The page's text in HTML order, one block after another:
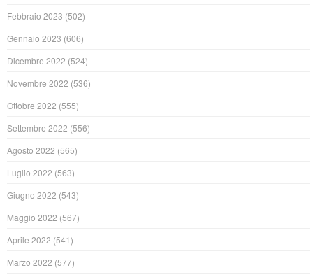
Febbraio 2023 (502)
Gennaio 2023 (606)
Dicembre 2022 (524)
Novembre 2022 (536)
Ottobre 2022 (555)
Settembre 2022 (556)
Agosto 2022 (565)
Luglio 2022 (563)
Giugno 2022 (543)
Maggio 2022 (567)
Aprile 2022 (541)
Marzo 2022 (577)